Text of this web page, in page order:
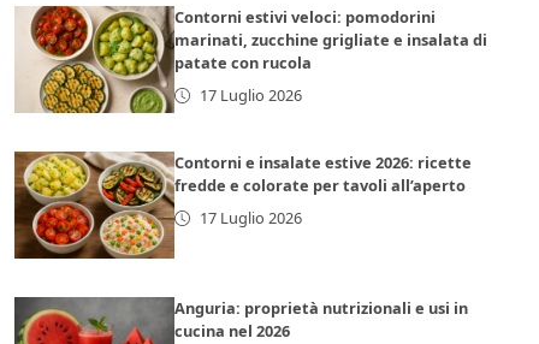
Contorni estivi veloci: pomodorini
marinati, zucchine grigliate e insalata di
patate con rucola
17 Luglio 2026
Contorni e insalate estive 2026: ricette
fredde e colorate per tavoli all’aperto
17 Luglio 2026
Anguria: proprietà nutrizionali e usi in
cucina nel 2026